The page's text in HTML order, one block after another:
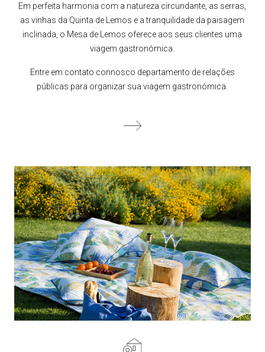
Em perfeita harmonia com a natureza circundante, as serras,
as vinhas da Quinta de Lemos e a tranquilidade da paisagem
inclinada, o Mesa de Lemos oferece aos seus clientes uma
viagem gastronómica.
Entre em contato connosco departamento de relações
públicas para organizar sua viagem gastronómica.